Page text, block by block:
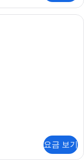
요금 보기